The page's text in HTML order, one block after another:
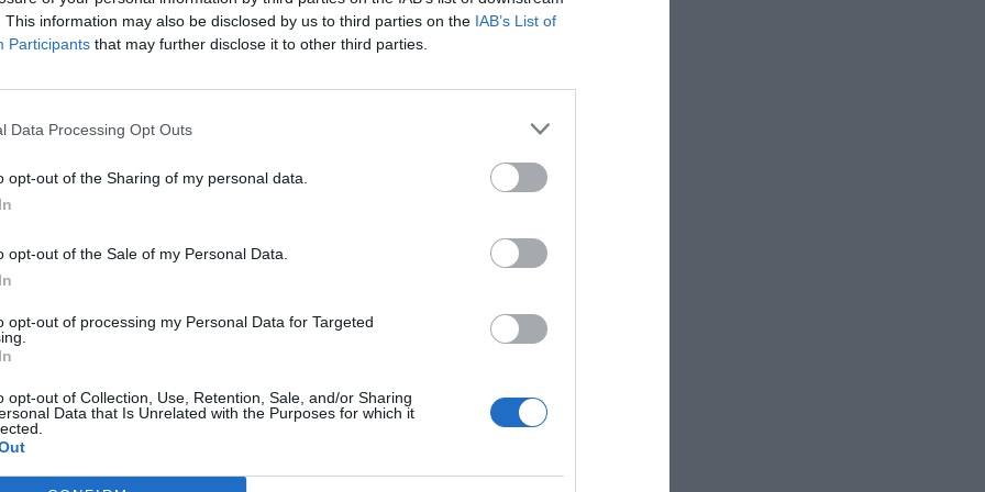
This information may also be disclosed by us to third parties on the IAB’s List of
Participants that may further disclose it to other third parties.
Data Processing Opt Outs
opt-out of the Sharing of my personal data.
opt-out of the Sale of my Personal Data.
opt-out of processing my Personal Data for Targeted
opt-out of Collection, Use, Retention, Sale, and/or Sharing
Data that Is Unrelated with the Purposes for which it
año un 10% de Legends Collection
, con opción de
y otro 25% de la filial europea de esta promotora de
explicaban entonces fuentes de la competición que
marca desports bar
promotora también cuenta como socios en el museo español
Fifa, que tienen salas específicas sobres sus grandes
con las instituciones más importantes”, ha
Ordás, presidente de Legends, en un comunicado.
abre su capital a LaLiga y Uefa para invertir 8 millones en un museo del fútbol en
Óscar Mayo, director general ejecutivo de LaLiga, ha
orgullosos de formar parte del proyecto Legends,
y un después